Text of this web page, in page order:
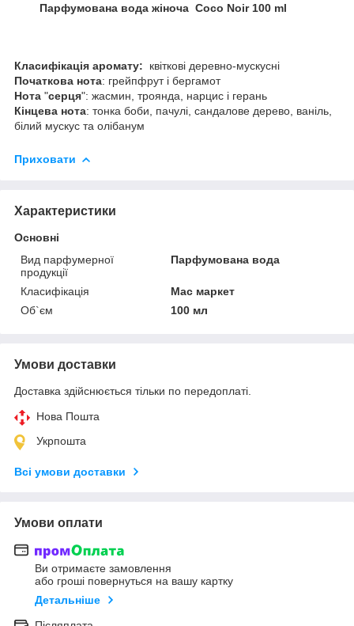
Парфумована вода жіноча Coco Noir 100 ml
Класифікація аромату:
квіткові деревно-мускусні
Початкова нота: грейпфрут і бергамот
Нота "серця": жасмин, троянда, нарцис і герань
Кінцева нота: тонка боби, пачулі, сандалове дерево, ваніль,
білий мускус та олібанум
Приховати
Характеристики
Основні
Вид парфумерної
продукції
Парфумована вода
Класифікація
Мас маркет
Об`єм
100 мл
Умови доставки
Доставка здійснюється тільки по передоплаті.
Нова Пошта
Укрпошта
Всі умови доставки
Умови оплати
Ви отримаєте замовлення
або гроші повернуться на вашу картку
Детальніше